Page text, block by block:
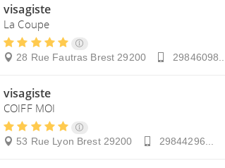
visagiste
La Coupe
28 Rue Fautras Brest 29200 29846098...
visagiste
COIFF MOI
53 Rue Lyon Brest 29200 29844296...